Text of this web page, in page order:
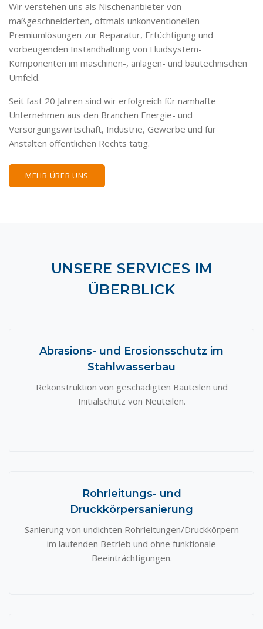
Wir verstehen uns als Nischenanbieter von
maßgeschneiderten, oftmals unkonventionellen
Premiumlösungen zur Reparatur, Ertüchtigung und
vorbeugenden Instandhaltung von Fluidsystem-
Komponenten im maschinen-, anlagen- und bautechnischen
Umfeld.
Seit fast 20 Jahren sind wir erfolgreich für namhafte
Unternehmen aus den Branchen Energie- und
Versorgungswirtschaft, Industrie, Gewerbe und für
Anstalten öffentlichen Rechts tätig.
MEHR ÜBER UNS
UNSERE SERVICES IM
ÜBERBLICK
Abrasions- und Erosionsschutz im
Stahlwasserbau
Rekonstruktion von geschädigten Bauteilen und
Initialschutz von Neuteilen.
Rohrleitungs- und
Druckkörpersanierung
Sanierung von undichten Rohrleitungen/Druckkörpern
im laufenden Betrieb und ohne funktionale
Beeinträchtigungen.